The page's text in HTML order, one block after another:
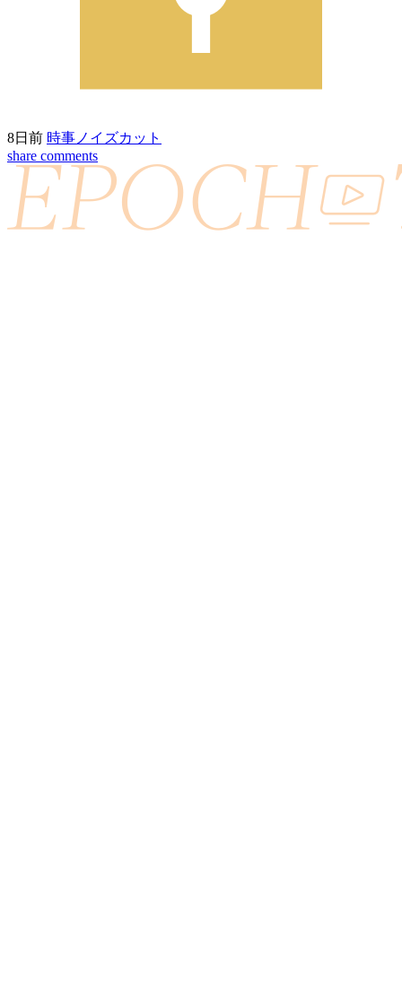
8日前 時事ノイズカット
share comments